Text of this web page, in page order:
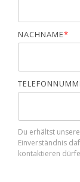
NACHNAME*
Du erhältst
Einverständnis
kontaktieren